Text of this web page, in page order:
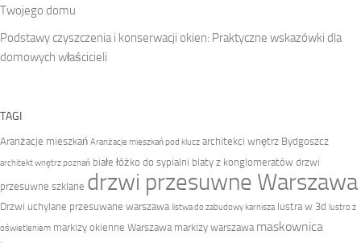
Twojego domu
Podstawy czyszczenia i konserwacji okien: Praktyczne wskazówki dla
domowych właścicieli
TAGI
Aranżacje mieszkań Aranżacje mieszkań pod klucz architekci wnętrz Bydgoszcz
architekt wnętrz poznań białe łóżko do sypialni blaty z konglomeratów drzwi
przesuwne szklane drzwi przesuwne Warszawa
Drzwi uchylane przesuwane warszawa listwa do zabudowy karnisza lustra w 3d lustro z
oświetleniem markizy okienne Warszawa markizy warszawa maskownica